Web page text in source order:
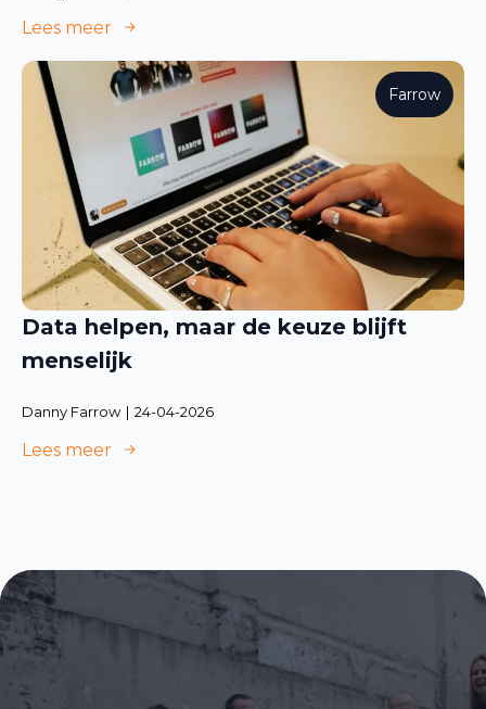
Lees meer
Data helpen, maar de keuze blijft
menselijk
Danny Farrow 24-04-2026
Farrow
Lees meer